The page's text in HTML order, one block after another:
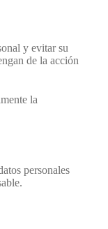
y evitar su
de la acción
la
personales